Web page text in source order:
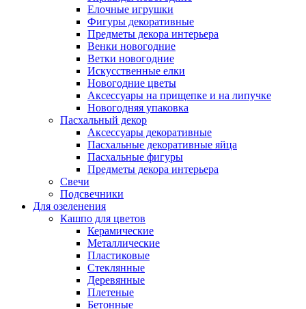
Елочные игрушки
Фигуры декоративные
Предметы декора интерьера
Венки новогодние
Ветки новогодние
Искусственные елки
Новогодние цветы
Аксессуары на прищепке и на липучке
Новогодняя упаковка
Пасхальный декор
Аксессуары декоративные
Пасхальные декоративные яйца
Пасхальные фигуры
Предметы декора интерьера
Свечи
Подсвечники
Для озеленения
Кашпо для цветов
Керамические
Металлические
Пластиковые
Стеклянные
Деревянные
Плетеные
Бетонные